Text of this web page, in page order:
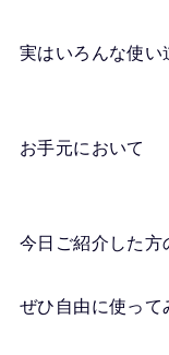
実はいろんな使い
お手元において
今日ご紹介した方
ぜひ自由に使って